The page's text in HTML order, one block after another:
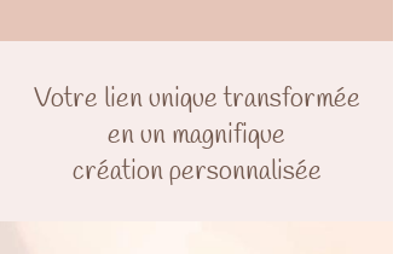
Votre lien unique transformée
en un magnifique
création personnalisée